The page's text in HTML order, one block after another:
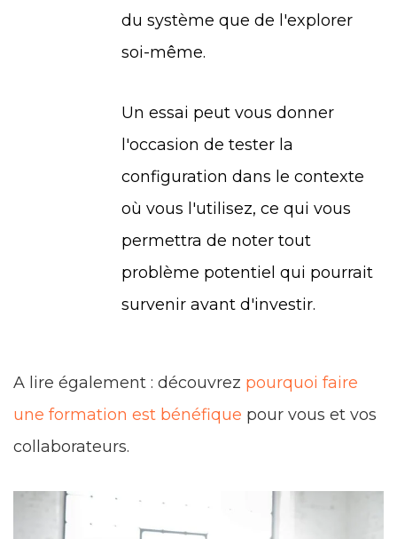
du système que de l'explorer
soi-même.
Un essai peut vous donner
l'occasion de tester la
configuration dans le contexte
où vous l'utilisez, ce qui vous
permettra de noter tout
problème potentiel qui pourrait
survenir avant d'investir.
A lire également : découvrez pourquoi faire
une formation est bénéfique pour vous et vos
collaborateurs.